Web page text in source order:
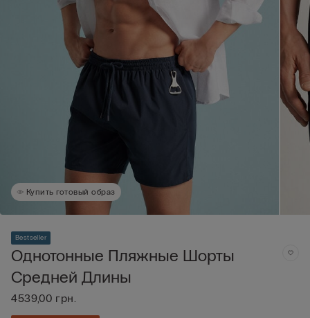
Купить готовый образ
Bestseller
Однотонные Пляжные Шорты
Средней Длины
4539,00 грн.